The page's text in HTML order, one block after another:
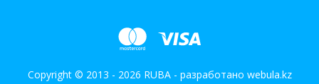
Copyright © 2013 - 2026 RUBA - разработано webula.kz